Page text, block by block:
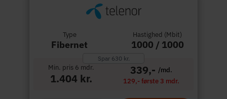
Type
Fibernet
Hastighed (Mbit)
1000 / 1000
Spar 630 kr.
Min. pris 6 mdr.
1.404 kr.
339,- /md.
129,- første 3 mdr.